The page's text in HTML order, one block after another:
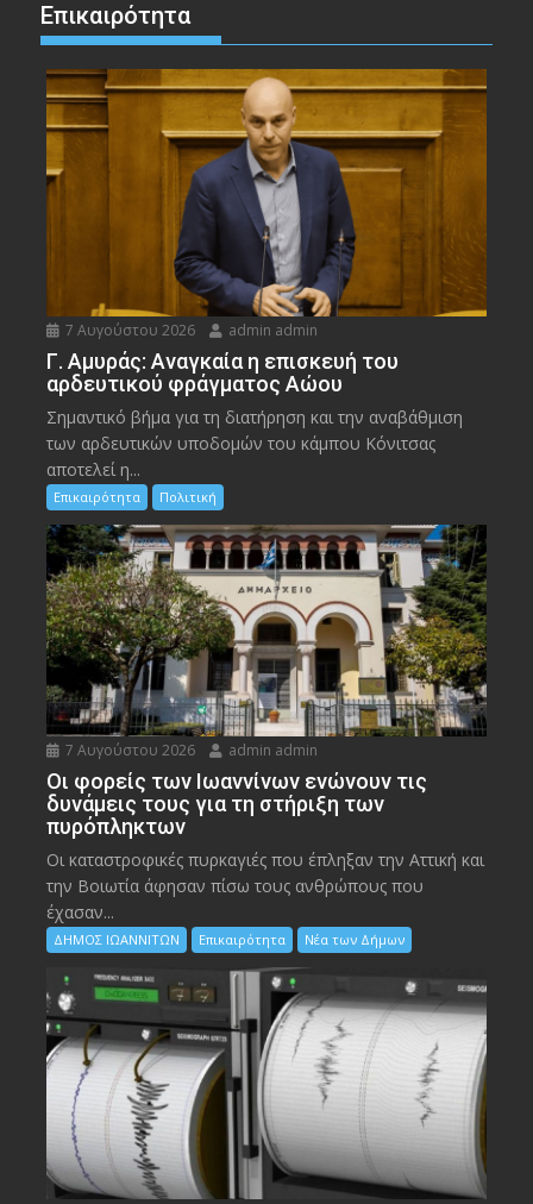
Επικαιρότητα
7 Αυγούστου 2026 admin admin
Γ. Αμυράς: Αναγκαία η επισκευή του
αρδευτικού φράγματος Αώου
Σημαντικό βήμα για τη διατήρηση και την αναβάθμιση
των αρδευτικών υποδομών του κάμπου Κόνιτσας
αποτελεί η...
Επικαιρότητα Πολιτική
7 Αυγούστου 2026 admin admin
Οι φορείς των Ιωαννίνων ενώνουν τις
δυνάμεις τους για τη στήριξη των
πυρόπληκτων
Οι καταστροφικές πυρκαγιές που έπληξαν την Αττική και
την Bοιωτία άφησαν πίσω τους ανθρώπους που
έχασαν...
ΔΗΜΟΣ ΙΩΑΝΝΙΤΩΝ Επικαιρότητα Νέα των Δήμων